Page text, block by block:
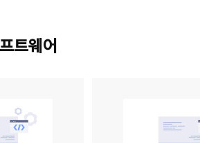
트웨어